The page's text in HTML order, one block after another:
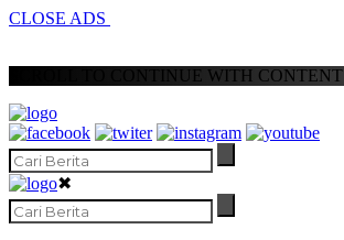
CLOSE ADS
SCROLL TO CONTINUE WITH CONTENT
✖